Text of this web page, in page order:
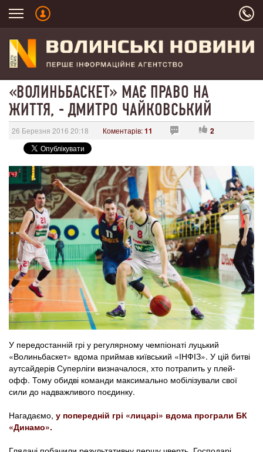
«ВОЛИНЬБАСКЕТ» МАЄ ПРАВО НА
ЖИТТЯ, - ДМИТРО ЧАЙКОВСЬКИЙ
26 Березня 2016 20:18 Коментарів:11 2
У передостанній грі у регулярному чемпіонаті луцький
«Волиньбаскет» вдома приймав київський «ІНФІЗ». У цій битві
аутсайдерів Суперліги визначалося, хто потрапить у плей-
офф. Тому обидві команди максимально мобілізували свої
сили до надважливого поєдинку.
Нагадаємо, у попередній грі «лицарі» вдома програли БК
«Динамо».